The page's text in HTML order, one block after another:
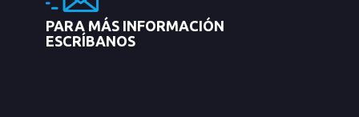
PARA MÁS INFORMACIÓN
ESCRÍBANOS